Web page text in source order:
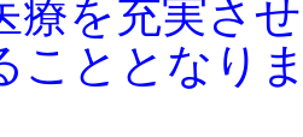
療を充実さ
こととなり